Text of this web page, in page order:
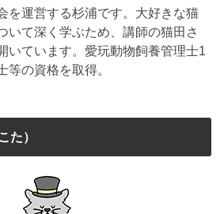
を運営する杉浦です。大好きな猫
いて深く学ぶため、講師の猫田さ
いています。愛玩動物飼養管理士1
等の資格を取得。
た）